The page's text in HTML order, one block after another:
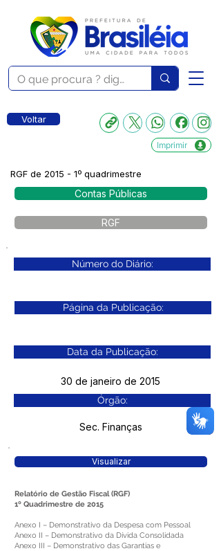
Voltar
Imprimir
RGF de 2015 - 1º quadrimestre
Contas Públicas
RGF
Número do Diário:
Página da Publicação:
Data da Publicação:
30 de janeiro de 2015
Órgão:
Sec. Finanças
Visualizar
Relatório de Gestão Fiscal (RGF)
1º Quadrimestre de 2015
Anexo I – Demonstrativo da Despesa com Pessoal
Anexo II – Demonstrativo da Dívida Consolidada
Anexo III – Demonstrativo das Garantias e